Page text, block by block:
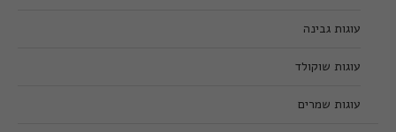
עוגות גבינה
עוגות שוקולד
עוגות שמרים